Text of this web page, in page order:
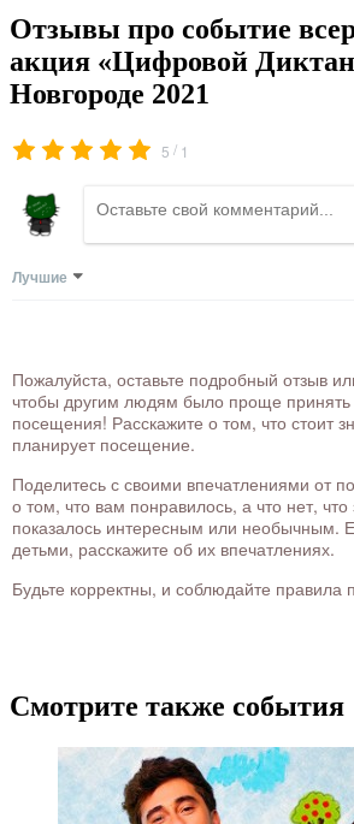
Отзывы про событие
акция «Цифровой
Новгороде 2021
5 / 1
Лучшие
Пожалуйста, оставьте подробный отзыв
чтобы другим людям было проще
посещения! Расскажите о том, что стоит
планирует посещение.
Поделитесь с своими впечатлениями от
о том, что вам понравилось, а что нет,
показалось интересным или необычным.
детьми, расскажите об их впечатлениях.
Будьте корректны, и соблюдайте правила
Смотрите также события